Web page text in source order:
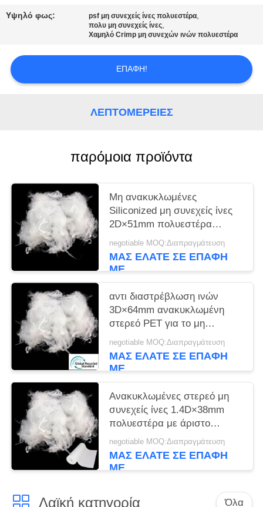
SITEMAP
PRIVACY
POLICY
Υψηλό φως: psf μη συνεχείς ίνες πολυεστέρα,
πολυ μη συνεχείς ίνες,
Χαμηλό Crimp μη συνεχών ινών πολυεστέρα
ΕΠΑΦΉ!
ΛΕΠΤΟΜΈΡΕΙΕΣ
παρόμοια προϊόντα
Μη ανακυκλωμένες
Siliconized μη συνεχείς ίνες
2D×51mm πολυεστέρα
άσπρο χρώμα
negotiable MOQ:Διαπραγμάτευση
ΜΑΣ ΕΛΆΤΕ ΣΕ ΕΠΑΦΉ
ΜΕ
αντι διαστρέβλωση ινών
3D×64mm ανακυκλωμένη
στερεό PET για το μη
υφαμένο ύφασμα
negotiable MOQ:Διαπραγμάτευση
ΜΑΣ ΕΛΆΤΕ ΣΕ ΕΠΑΦΉ
ΜΕ
Ανακυκλωμένες στερεό μη
συνεχείς ίνες 1.4D×38mm
πολυεστέρα με άριστο
Workability
negotiable MOQ:Διαπραγμάτευση
ΜΑΣ ΕΛΆΤΕ ΣΕ ΕΠΑΦΉ
ΜΕ
Λαϊκή κατηγορία Όλα